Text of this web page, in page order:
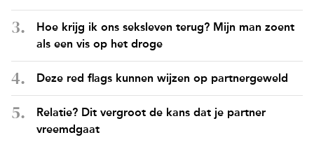
Hoe krijg ik ons seksleven terug? Mijn man zoent
als een vis op het droge
Deze red flags kunnen wijzen op partnergeweld
Relatie? Dit vergroot de kans dat je partner
vreemdgaat